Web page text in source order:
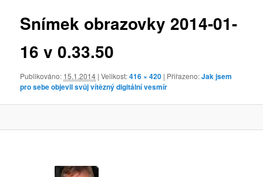
Snímek obrazovky 2014-01-
16 v 0.33.50
Publikováno: 15.1.2014 | Velikost:416 × 420 | Přiřazeno:Jak jsem
pro sebe objevil svůj vítězný digitální vesmír